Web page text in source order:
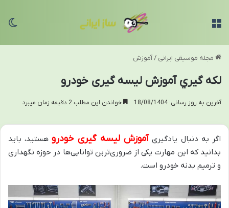
مجله موسیقی ایرانی /آموزش
لكه گيري آموزش لیسه گیری خودرو
آخرین به روز رسانی: 18/08/1404 خواندن این مطلب 2 دقیقه زمان میبرد
اگر به دنبال یادگیری آموزش لیسه گیری خودروهستید، باید
بدانید که این مهارت یکی از ضروری‌ترین توانایی‌ها در حوزه نگهداری
و ترمیم بدنه خودرو است.